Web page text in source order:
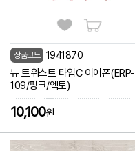
상품코드 1941870
뉴 트위스트 타입C 이어폰(ERP-
109/핑크/엑토)
10,100원